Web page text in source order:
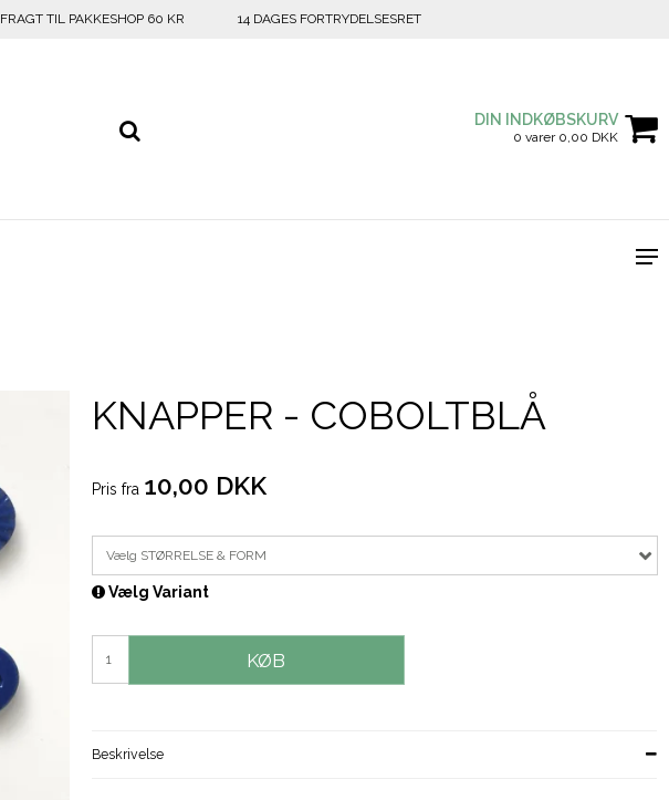
FRAGT TIL PAKKESHOP 60 KR 14 DAGES FORTRYDELSESRET
DIN INDKØBSKURV
0 varer 0,00 DKK
KNAPPER - COBOLTBLÅ
Pris fra 10,00 DKK
Vælg STØRRELSE & FORM
Vælg Variant
KØB
Beskrivelse